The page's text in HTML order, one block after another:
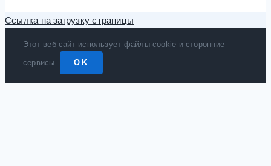
Ссылка на загрузку страницы
Этот веб-сайт использует файлы cookie и сторонние
сервисы.
OK